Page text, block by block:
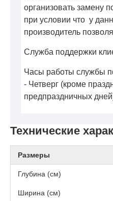
Технические
Размеры
Глубина (см)
Ширина (см)
организовать замену
при условии что у
производитель
Служба поддержки
Часы работы службы
- Четверг (кроме
предпраздничных